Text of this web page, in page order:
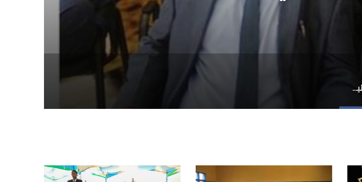
الغرفة العليا للبرلمان تؤيد عزل رئيس ولاية هرشبيلي